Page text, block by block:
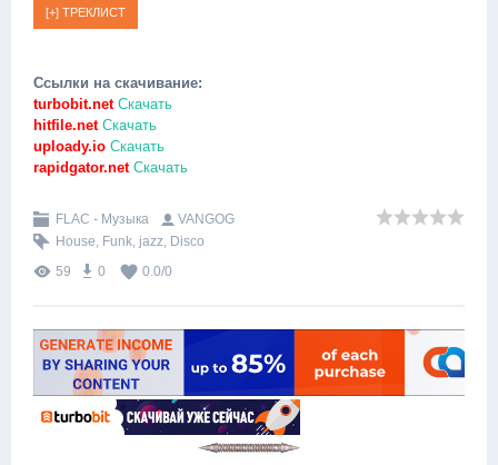
Ссылки на скачивание:
turbobit.netСкачать
hitfile.netСкачать
uploady.io Скачать
rapidgator.netСкачать
FLAC - Музыка
VANGOG
House, Funk, jazz, Disco
59
0 0.0/0